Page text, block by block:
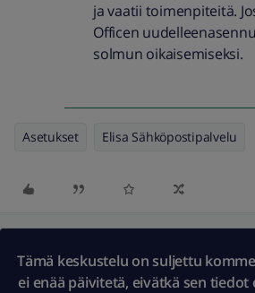
ja vaatii toimenpiteitä.
Officen
solmun oikaisemiseksi.
Asetukset Elisa Sähköpostipalvelu
Tämä keskustelu on suljettu
ei enää päivitetä, eivätkä sen